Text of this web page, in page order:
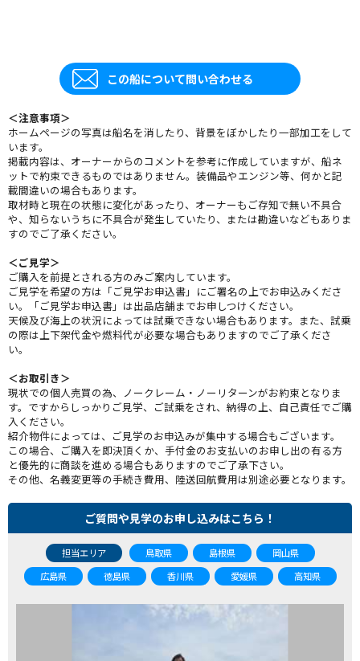
この船について問い合わせる
＜注意事項＞
ホームページの写真は船名を消したり、背景をぼかしたり一部加工をして
います。
掲載内容は、オーナーからのコメントを参考に作成していますが、船ネ
ットで約束できるものではありません。装備品やエンジン等、何かと記
載間違いの場合もあります。
取材時と現在の状態に変化があったり、オーナーもご存知で無い不具合
や、知らないうちに不具合が発生していたり、または勘違いなどもありま
すのでご了承ください。
＜ご見学＞
ご購入を前提とされる方のみご案内しています。
ご見学を希望の方は「ご見学お申込書」にご署名の上でお申込みくださ
い。「ご見学お申込書」は出品店舗までお申しつけください。
天候及び海上の状況によっては試乗できない場合もあります。また、試乗
の際は上下架代金や燃料代が必要な場合もありますのでご了承くださ
い。
＜お取引き＞
現状での個人売買の為、ノークレーム・ノーリターンがお約束となりま
す。ですからしっかりご見学、ご試乗をされ、納得の上、自己責任でご購
入ください。
紹介物件によっては、ご見学のお申込みが集中する場合もございます。
この場合、ご購入を即決頂くか、手付金のお支払いのお申し出の有る方
と優先的に商談を進める場合もありますのでご了承下さい。
その他、名義変更等の手続き費用、陸送回航費用は別途必要となります。
ご質問や見学のお申し込みはこちら！
担当エリア 鳥取県 島根県
岡山県
広島県
徳島県 香川県 愛媛県 高知県